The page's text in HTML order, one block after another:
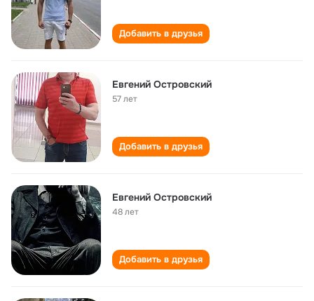
Добавить в друзья
Евгений Островский
57 лет
Добавить в друзья
Евгений Островский
48 лет
Добавить в друзья